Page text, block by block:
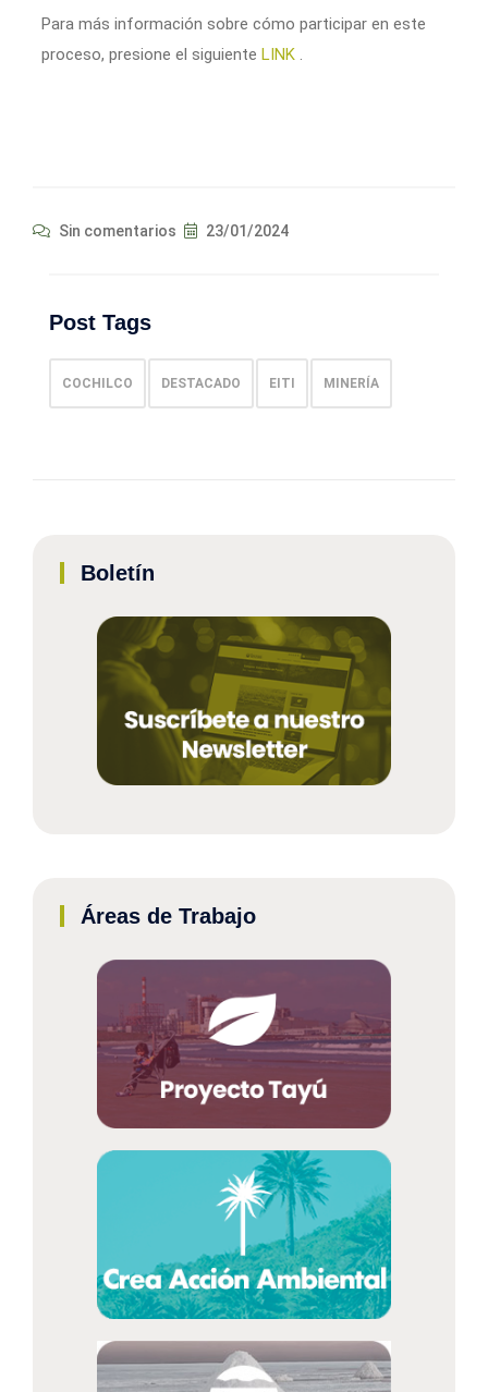
Para más información sobre cómo participar en este
proceso, presione el siguiente LINK .
Sin comentarios 23/01/2024
Post Tags
COCHILCO DESTACADO EITI MINERÍA
Boletín
Áreas de Trabajo